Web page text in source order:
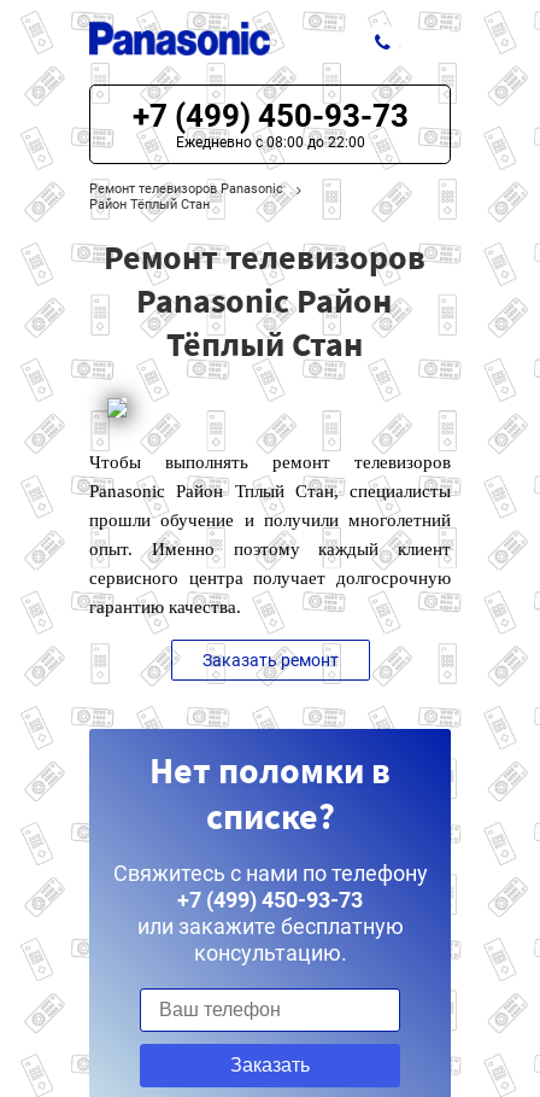
ЦЕНЫ НА РЕМОНТ
О СЕРВИСЕ
МОДЕЛИ PANASONIC
НАШИ КОНТАКТЫ
+7 (499) 450-93-73
Ежедневно с 08:00 до 22:00
Ремонт телевизоров Panasonic
Район Тёплый Стан
Ремонт телевизоров
Panasonic Район
Тёплый Стан
Чтобы выполнять ремонт телевизоров
Panasonic Район Тплый Стан, специалисты
прошли обучение и получили многолетний
опыт. Именно поэтому каждый клиент
сервисного центра получает долгосрочную
гарантию качества.
Заказать ремонт
Нет поломки в
списке?
Свяжитесь с нами по телефону
+7 (499) 450-93-73
или закажите бесплатную
консультацию.
Заказать